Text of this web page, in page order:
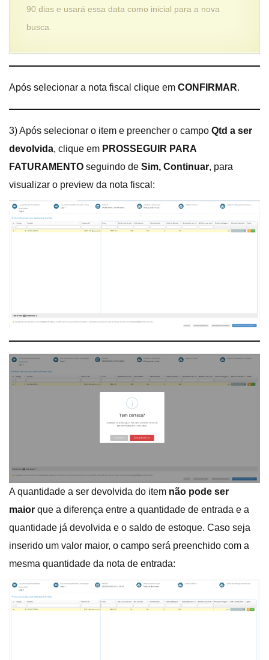
90 dias e usará essa data como inicial para a nova
busca.
Após selecionar a nota fiscal clique em CONFIRMAR.
3) Após selecionar o item e preencher o campo Qtd a ser
devolvida, clique em PROSSEGUIR PARA
FATURAMENTO seguindo de Sim, Continuar, para
visualizar o preview da nota fiscal:
A quantidade a ser devolvida do item não pode ser
maior que a diferença entre a quantidade de entrada e a
quantidade já devolvida e o saldo de estoque. Caso seja
inserido um valor maior, o campo será preenchido com a
mesma quantidade da nota de entrada: